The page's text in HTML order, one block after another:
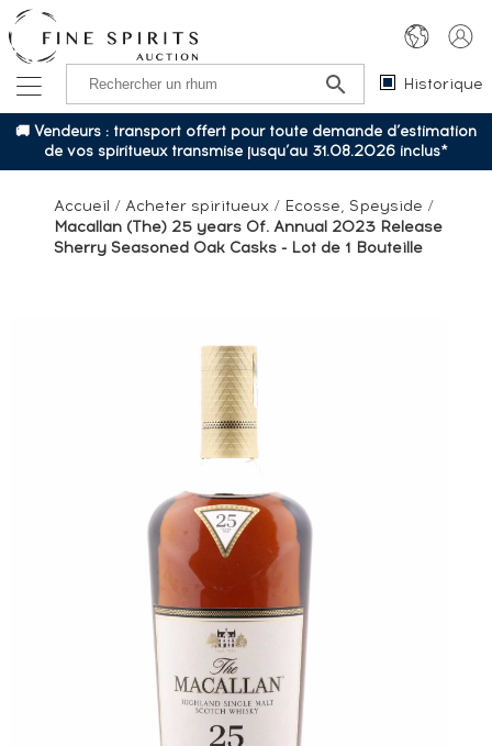
Historique
🚚 Vendeurs : transport offert pour toute demande d’estimation
de vos spiritueux transmise jusqu’au 31.08.2026 inclus*
Accueil / Acheter spiritueux / Ecosse, Speyside /
Macallan (The) 25 years Of. Annual 2023 Release
Sherry Seasoned Oak Casks - Lot de 1 Bouteille